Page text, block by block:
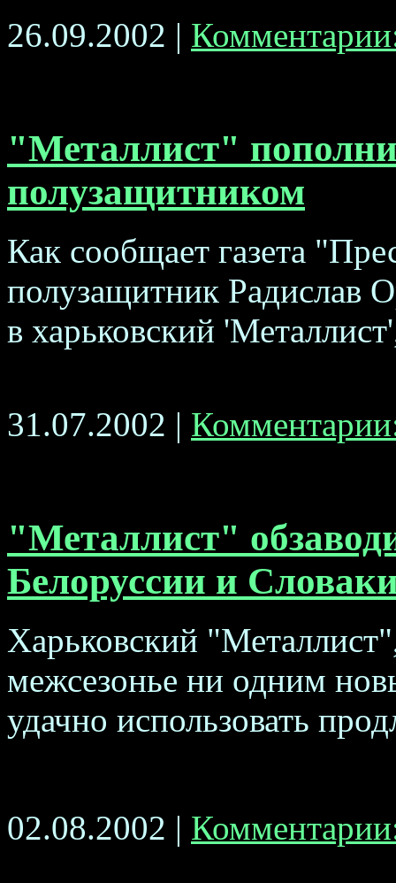
26.09.2002 |
"Металлист"
полузащитником
Как сообщает газета
полузащитник Радислав
в харьковский
31.07.2002 |
"Металлист"
Белоруссии и
Харьковский
межсезонье ни одним
удачно использовать
02.08.2002 |